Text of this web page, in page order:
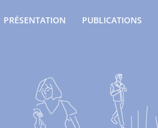
PRÉSENTATION PUBLICATIONS